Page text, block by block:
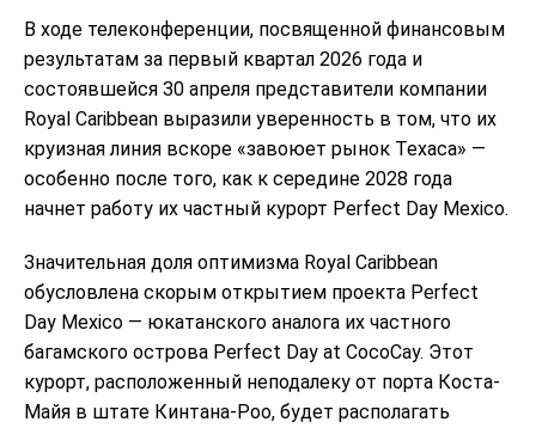
В ходе телеконференции, посвященной финансовым
результатам за первый квартал 2026 года и
состоявшейся 30 апреля представители компании
Royal Caribbean выразили уверенность в том, что их
круизная линия вскоре «завоюет рынок Техаса» —
особенно после того, как к середине 2028 года
начнет работу их частный курорт Perfect Day Mexico.
Значительная доля оптимизма Royal Caribbean
обусловлена ​​скорым открытием проекта Perfect
Day Mexico — юкатанского аналога их частного
багамского острова Perfect Day at CocoCay. Этот
курорт, расположенный неподалеку от порта Коста-
Майя в штате Кинтана-Роо, будет располагать